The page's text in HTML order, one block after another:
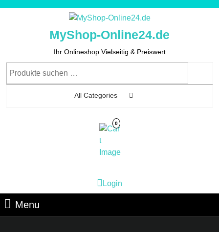
MyShop-Online24.de
Ihr Onlineshop Vielseitig & Preiswert
All Categories
0
Login
Menu